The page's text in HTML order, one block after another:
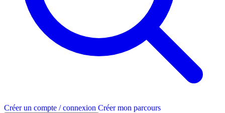
Créer un compte / connexion Créer mon parcours